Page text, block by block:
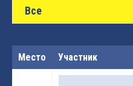
Все
Место Участник